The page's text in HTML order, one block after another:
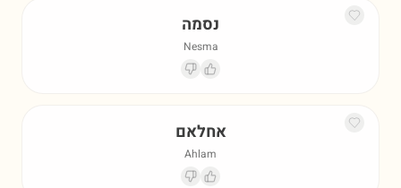
נסמה
Nesma
אחלאם
Ahlam